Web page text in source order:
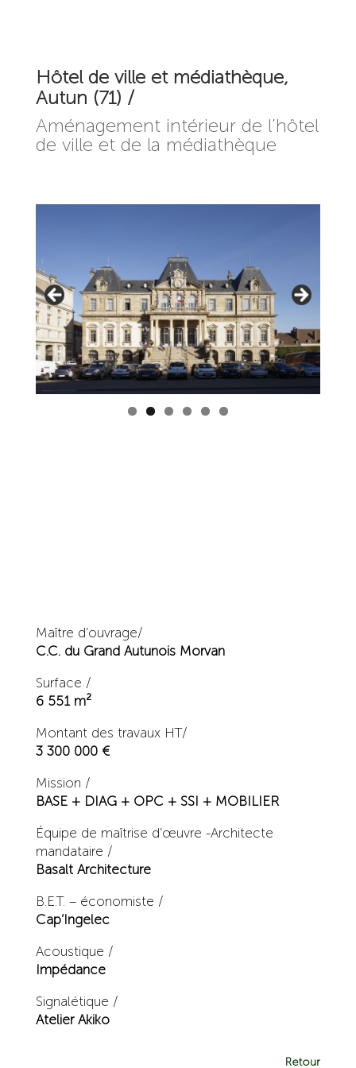
Hôtel de ville et médiathèque,
Autun (71) /
Aménagement intérieur de l’hôtel
de ville et de la médiathèque
Maître d’ouvrage/
C.C. du Grand Autunois Morvan
Surface /
6 551 m²
Montant des travaux HT/
3 300 000 €
Mission /
BASE + DIAG + OPC + SSI + MOBILIER
Équipe de maîtrise d’œuvre -Architecte
mandataire /
Basalt Architecture
B.E.T. – économiste /
Cap’Ingelec
Acoustique /
Impédance
Signalétique /
Atelier Akiko
Retour